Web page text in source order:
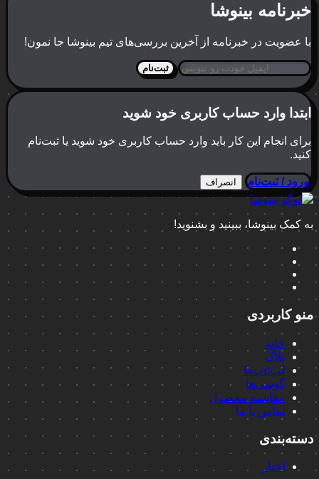
خبرنامه بینوشا
با عضویت در خبرنامه از آخرین بررسی‌های تیم بینوشا جا نمون!
ثبت‌نام
ابتدا وارد حساب کاربری خود شوید
برای انجام این کار باید وارد حساب کاربری خود شوید یا ثبت‌نام
کنید.
ورود / ثبت‌نام انصراف
به کمک بینوشا، ببینید و بشنوید!
منو کاربردی
خانه
بلاگ
لپ‌تاپ‌ها
گوشی‌ها
مقایسه محصول
تماس با ما
دسته‌بندی
اخبار